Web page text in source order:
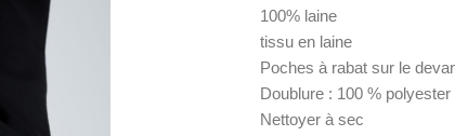
100% laine
tissu en laine
Poches à rabat sur le
Doublure : 100 % polyester
Nettoyer à sec